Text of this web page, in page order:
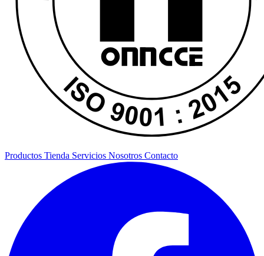
Productos Tienda Servicios Nosotros Contacto